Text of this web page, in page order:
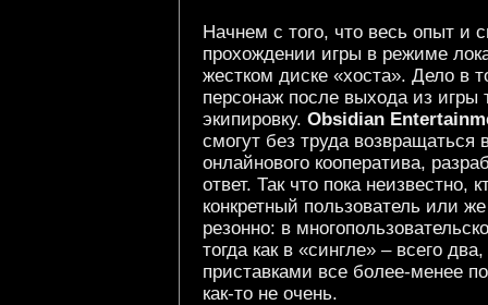
Начнем с того, что весь опыт и
прохождении игры в режиме
жестком диске «хоста». Дело в
персонаж после выхода из игры
экипировку. Obsidian
смогут без труда возвращаться
онлайнового кооператива,
ответ. Так что пока неизвестно,
конкретный пользователь или
резонно: в
тогда как в «сингле» – всего
приставками все более-менее
как-то не очень.